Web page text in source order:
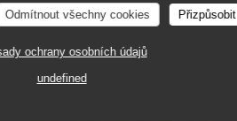
Odmítnout všechny cookies Přizpůsobit
ochrany osobních údajů
undefined